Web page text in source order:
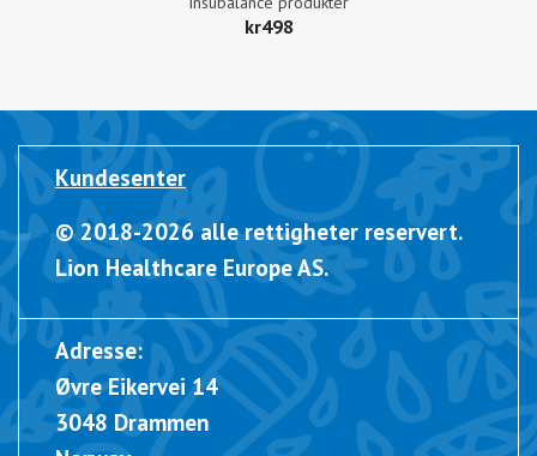
kr498
Kundesenter
© 2018-2026 alle rettigheter reservert.
Lion Healthcare Europe AS.
Adresse:
Øvre Eikervei 14
3048 Drammen